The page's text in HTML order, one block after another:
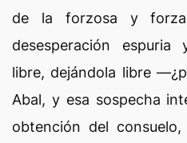
de la forzosa y
desesperación espuria
libre, dejándola libre
Abal, y esa sospecha
obtención del